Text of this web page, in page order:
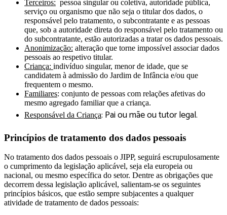
Terceiros: pessoa singular ou coletiva, autoridade pública,
serviço ou organismo que não seja o titular dos dados, o
responsável pelo tratamento, o subcontratante e as pessoas
que, sob a autoridade direta do responsável pelo tratamento ou
do subcontratante, estão autorizadas a tratar os dados pessoais.
Anonimização: alteração que torne impossível associar dados
pessoais ao respetivo titular.
Criança: indivíduo singular, menor de idade, que se
candidatem à admissão do Jardim de Infância e/ou que
frequentem o mesmo.
Familiares: conjunto de pessoas com relações afetivas do
mesmo agregado familiar que a criança.
Responsável da Criança: Pai ou mãe ou tutor legal.
Princípios de tratamento dos dados pessoais
No tratamento dos dados pessoais o JIPP, seguirá escrupulosamente
o cumprimento da legislação aplicável, seja ela europeia ou
nacional, ou mesmo específica do setor. Dentre as obrigações que
decorrem dessa legislação aplicável, salientam-se os seguintes
princípios básicos, que estão sempre subjacentes a qualquer
atividade de tratamento de dados pessoais: